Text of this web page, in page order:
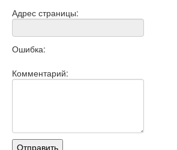
Адрес страницы:
Ошибка:
Комментарий: